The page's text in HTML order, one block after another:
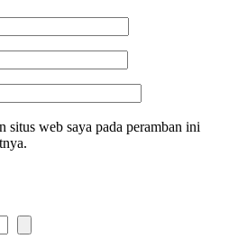
situs web saya pada peramban ini